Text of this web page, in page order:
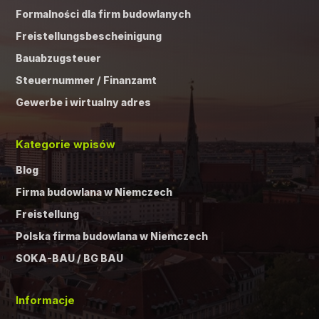
Formalności dla firm budowlanych
Freistellungsbescheinigung
Bauabzugsteuer
Steuernummer / Finanzamt
Gewerbe i wirtualny adres
Kategorie wpisów
Blog
Firma budowlana w Niemczech
Freistellung
Polska firma budowlana w Niemczech
SOKA-BAU / BG BAU
Informacje